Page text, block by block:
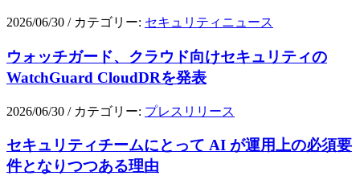
2026/06/30 / カテゴリー: セキュリティニュース
ウォッチガード、クラウド向けセキュリティの
WatchGuard CloudDRを発表
2026/06/30 / カテゴリー: プレスリリース
セキュリティチームにとって AI が運用上の必須要
件となりつつある理由